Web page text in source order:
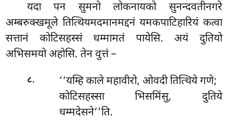
यदा पन सुमनो लोकनायको सुनन्दवतीनगरे
अम्बरुक्खमूले तित्थियमदमानमद्दनं यमकपाटिहारियं कत्वा
सत्तानं कोटिसहस्सं धम्मामतं पायेसि. अयं दुतियो
अभिसमयो अहोसि. तेन वुत्तं –
८.
‘‘यम्हि काले महावीरो, ओवदी तित्थिये गणे;
कोटिसहस्सा भिसमिंसु, दुतिये
धम्मदेसने’’ति.